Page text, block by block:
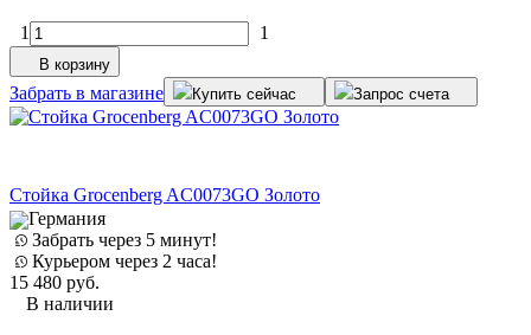
1 1
В корзину
Забрать в магазине Купить сейчас Запрос счета
Стойка Grocenberg AC0073GO Золото
Германия
Забрать через 5 минут!
Курьером через 2 часа!
15 480 руб.
В наличии